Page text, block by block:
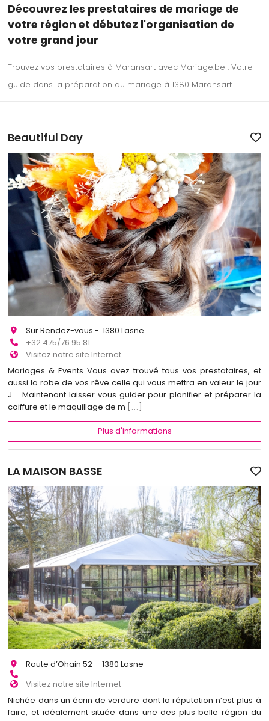
Découvrez les prestataires de mariage de
votre région et débutez l'organisation de
votre grand jour
Trouvez vos prestataires à Maransart avec Mariage.be : Votre
guide dans la préparation du mariage à 1380 Maransart
Beautiful Day
Sur Rendez-vous - 1380 Lasne
+32 475/76 95 81
Visitez notre site Internet
Mariages & Events Vous avez trouvé tous vos prestataires, et
aussi la robe de vos rêve celle qui vous mettra en valeur le jour
J.... Maintenant laisser vous guider pour planifier et préparer la
coiffure et le maquillage de m [...]
Plus d'informations
LA MAISON BASSE
Route d’Ohain 52 - 1380 Lasne
Visitez notre site Internet
Nichée dans un écrin de verdure dont la réputation n’est plus à
faire, et idéalement située dans une des plus belle région du